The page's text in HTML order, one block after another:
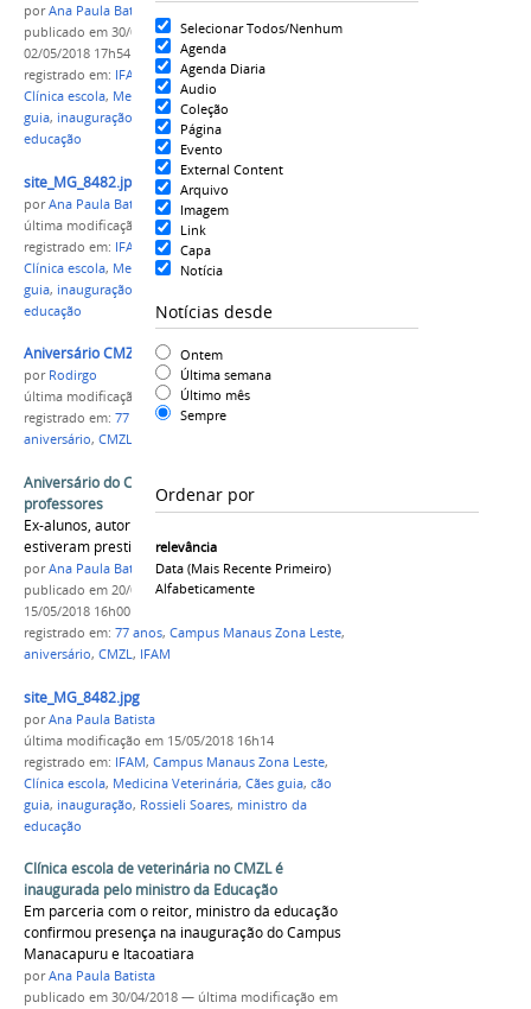
Selecionar Todos/Nenhum
Agenda
Agenda Diaria
Audio
Coleção
Página
Evento
External Content
Arquivo
Imagem
Link
Capa
Notícia
Notícias desde
Ontem
Última semana
Último mês
Sempre
Ordenar por
relevância
Data (mais Recente Primeiro)
Alfabeticamente
porAna Paula Batista
publicado em 30/04/2018—última modificaçãoem
02/05/2018 17h54
registrado em: IFAM Campus Manaus Zona Leste
Clínica escola, Medicina Veterinária
guia, inauguração Rossieli Soares
educação
site_MG_8482.jpg
porAna Paula Batista
última modificação
em 30/04/2018 14h22
registrado em: IFAM Campus Manaus Zona Leste
Clínica escola, Medicina Veterinária
guia, inauguração
educação
Aniversário CMZL 01.jpg
por Rodirgo
última modificação
em 15/05/2018 16h00
registrado em: 77 anos,Campus Manaus Zona Leste
aniversário, CMZL
Aniversário do CMZL movimenta alunos e
professores
Ex-alunos, autoridades civis e militares
estiveram prestigiando o evento nesta manhã
porAna Paula Batista
publicado em 20/04/2018—última modificação
15/05/2018 16h00
registrado em: 77 anos, Campus Manaus Zona Leste,
aniversário, CMZL, IFAM
site_MG_8482.jpg
porAna Paula Batista
última modificação em 15/05/2018 16h14
registrado em: IFAM, Campus Manaus Zona Leste,
Clínica escola, Medicina Veterinária, Cães guia, cão
guia, inauguração, Rossieli Soares, ministro da
educação
Clínica escola de veterinária no CMZL é
inaugurada pelo ministro da Educação
Em parceria com o reitor, ministro da educação
confirmou presença na inauguração do Campus
Manacapuru e Itacoatiara
porAna Paula Batista
publicado em 30/04/2018 — última modificação em